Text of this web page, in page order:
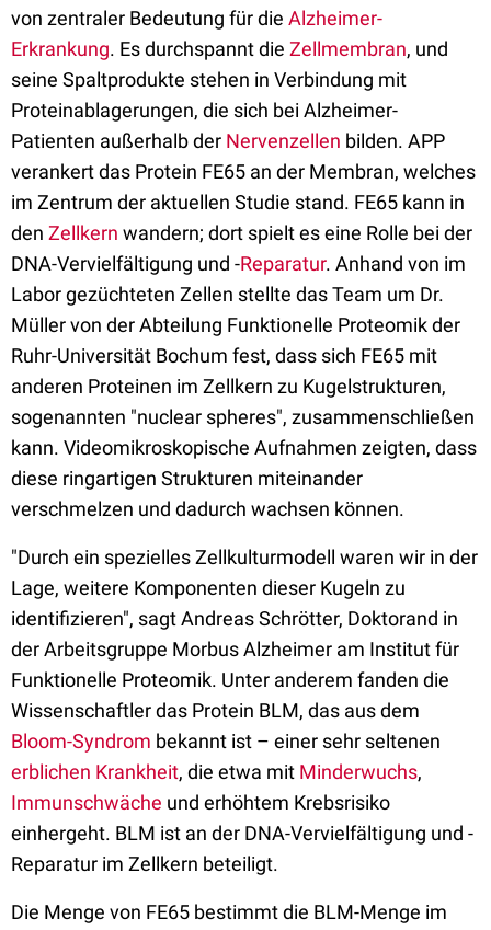
von zentraler Bedeutung für die Alzheimer-
Erkrankung. Es durchspannt die Zellmembran, und
seine Spaltprodukte stehen in Verbindung mit
Proteinablagerungen, die sich bei Alzheimer-
Patienten außerhalb der Nervenzellen bilden. APP
verankert das Protein FE65 an der Membran, welches
im Zentrum der aktuellen Studie stand. FE65 kann in
den Zellkern wandern; dort spielt es eine Rolle bei der
DNA-Vervielfältigung und -Reparatur. Anhand von im
Labor gezüchteten Zellen stellte das Team um Dr.
Müller von der Abteilung Funktionelle Proteomik der
Ruhr-Universität Bochum fest, dass sich FE65 mit
anderen Proteinen im Zellkern zu Kugelstrukturen,
sogenannten "nuclear spheres", zusammenschließen
kann. Videomikroskopische Aufnahmen zeigten, dass
diese ringartigen Strukturen miteinander
verschmelzen und dadurch wachsen können.
"Durch ein spezielles Zellkulturmodell waren wir in der
Lage, weitere Komponenten dieser Kugeln zu
identifizieren", sagt Andreas Schrötter, Doktorand in
der Arbeitsgruppe Morbus Alzheimer am Institut für
Funktionelle Proteomik. Unter anderem fanden die
Wissenschaftler das Protein BLM, das aus dem
Bloom-Syndrom bekannt ist – einer sehr seltenen
erblichen Krankheit, die etwa mit Minderwuchs,
Immunschwäche und erhöhtem Krebsrisiko
einhergeht. BLM ist an der DNA-Vervielfältigung und -
Reparatur im Zellkern beteiligt.
Die Menge von FE65 bestimmt die BLM-Menge im